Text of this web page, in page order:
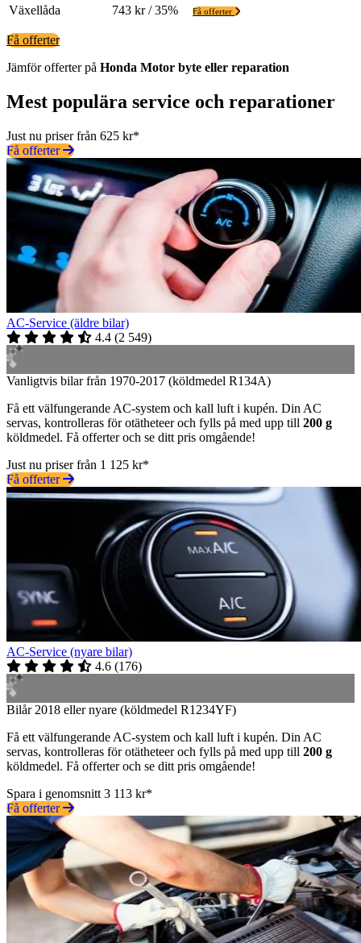
Växellåda 743 kr / 35% Få offerter
Få offerter
Jämför offerter på Honda Motor byte eller reparation
Mest populära service och reparationer
Just nu priser från 625 kr*
Få offerter
AC-Service (äldre bilar)
4.4 (2 549)
Vanligtvis bilar från 1970-2017 (köldmedel R134A)
Få ett välfungerande AC-system och kall luft i kupén. Din AC
servas, kontrolleras för otätheteer och fylls på med upp till 200 g
köldmedel. Få offerter och se ditt pris omgående!
Just nu priser från 1 125 kr*
Få offerter
AC-Service (nyare bilar)
4.6 (176)
Bilår 2018 eller nyare (köldmedel R1234YF)
Få ett välfungerande AC-system och kall luft i kupén. Din AC
servas, kontrolleras för otätheteer och fylls på med upp till 200 g
köldmedel. Få offerter och se ditt pris omgående!
Spara i genomsnitt 3 113 kr*
Få offerter